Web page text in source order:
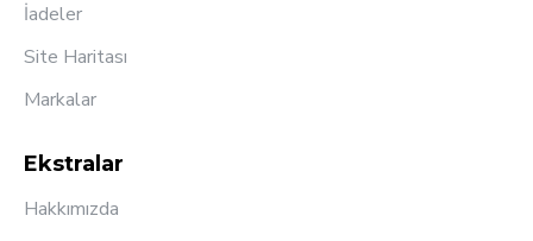
İadeler
Site Haritası
Markalar
Ekstralar
Hakkımızda